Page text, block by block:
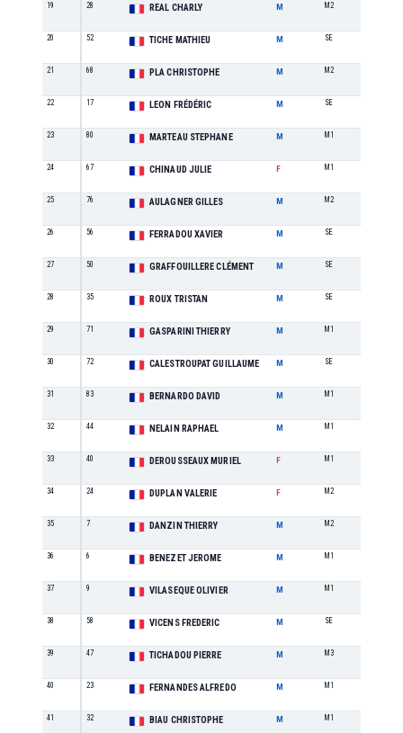
19 28 REAL CHARLY M M2
20 52 TICHE MATHIEU M SE
21 68 PLA CHRISTOPHE M M2
22 17 LEON FRÉDÉRIC M SE
23 80 MARTEAU STEPHANE M M1
24 67 CHINAUD JULIE F M1
25 76 AULAGNER GILLES M M2
26 56 FERRADOU XAVIER M SE
27 50 GRAFFOUILLERE CLÉMENT M SE
28 35 ROUX TRISTAN M SE
29 71 GASPARINI THIERRY M M1
30 72 CALESTROUPAT GUILLAUME M SE
31 83 BERNARDO DAVID M M1
32 44 NELAIN RAPHAEL M M1
33 40 DEROUSSEAUX MURIEL F M1
34 24 DUPLAN VALERIE F M2
35 7 DANZIN THIERRY M M2
36 6 BENEZET JEROME M M1
37 9 VILASEQUE OLIVIER M M1
38 58 VICENS FREDERIC M SE
39 47 TICHADOU PIERRE M M3
40 23 FERNANDES ALFREDO M M1
41 32 BIAU CHRISTOPHE M M1